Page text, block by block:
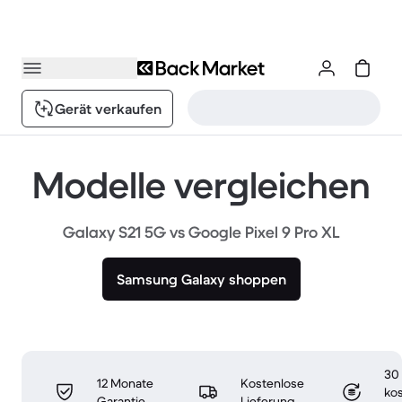
Gerät verkaufen
Modelle vergleichen
Galaxy S21 5G vs Google Pixel 9 Pro XL
Samsung Galaxy shoppen
12 Monate
Kostenlose
30